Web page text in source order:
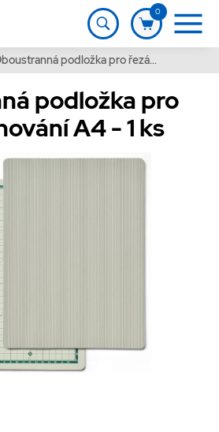
0
Oboustranná podložka pro řezání a rýhování A4 - 1 ks
podložka pro
A4 - 1 ks